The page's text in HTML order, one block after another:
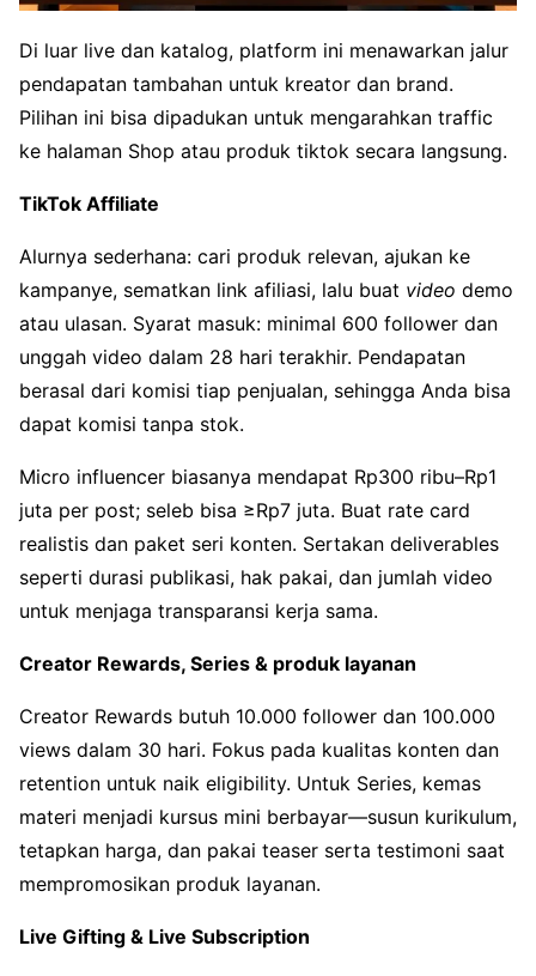
Di luar live dan katalog, platform ini menawarkan jalur
pendapatan tambahan untuk kreator dan brand.
Pilihan ini bisa dipadukan untuk mengarahkan traffic
ke halaman Shop atau produk tiktok secara langsung.
TikTok Affiliate
Alurnya sederhana: cari produk relevan, ajukan ke
kampanye, sematkan link afiliasi, lalu buat video demo
atau ulasan. Syarat masuk: minimal 600 follower dan
unggah video dalam 28 hari terakhir. Pendapatan
berasal dari komisi tiap penjualan, sehingga Anda bisa
dapat komisi tanpa stok.
Micro influencer biasanya mendapat Rp300 ribu–Rp1
juta per post; seleb bisa ≥Rp7 juta. Buat rate card
realistis dan paket seri konten. Sertakan deliverables
seperti durasi publikasi, hak pakai, dan jumlah video
untuk menjaga transparansi kerja sama.
Creator Rewards, Series & produk layanan
Creator Rewards butuh 10.000 follower dan 100.000
views dalam 30 hari. Fokus pada kualitas konten dan
retention untuk naik eligibility. Untuk Series, kemas
materi menjadi kursus mini berbayar—susun kurikulum,
tetapkan harga, dan pakai teaser serta testimoni saat
mempromosikan produk layanan.
Live Gifting & Live Subscription